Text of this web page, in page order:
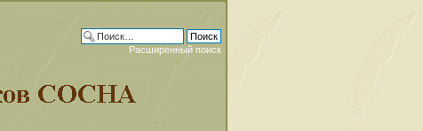
Расширенный поиск